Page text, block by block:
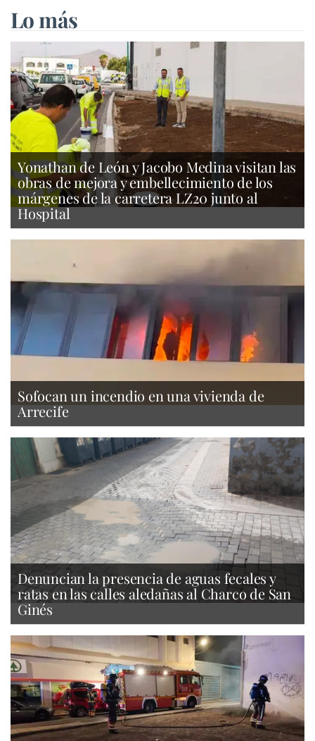
Lo más
Yonathan de León y Jacobo Medina visitan las
obras de mejora y embellecimiento de los
márgenes de la carretera LZ20 junto al
Hospital
Sofocan un incendio en una vivienda de
Arrecife
Denuncian la presencia de aguas fecales y
ratas en las calles aledañas al Charco de San
Ginés